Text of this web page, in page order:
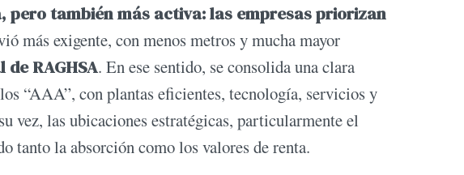
pero también más activa: las empresas priorizan
más exigente, con menos metros y mucha mayor
RAGHSA. En ese sentido, se consolida una clara
“AAA”, con plantas eficientes, tecnología, servicios y
vez, las ubicaciones estratégicas, particularmente el
tanto la absorción como los valores de renta.